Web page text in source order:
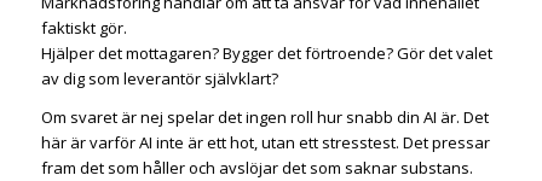
faktiskt gör.
Hjälper det mottagaren? Bygger det förtroende? Gör det valet
av dig som leverantör självklart?
Om svaret är nej spelar det ingen roll hur snabb din AI är. Det
här är varför AI inte är ett hot, utan ett stresstest. Det pressar
fram det som håller och avslöjar det som saknar substans.